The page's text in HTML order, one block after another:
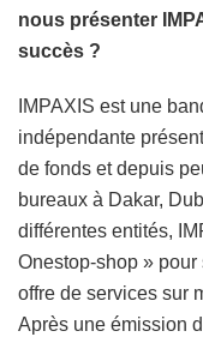
nous présenter
succès ?
IMPAXIS est une
indépendante
de fonds et depuis
bureaux à Dakar,
différentes entités,
Onestop-shop »
offre de services sur
Après une émission